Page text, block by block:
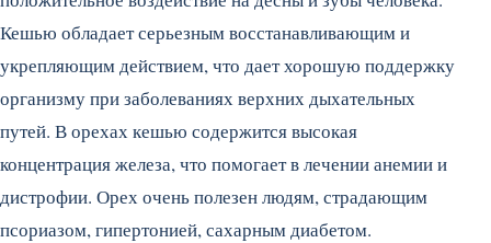
Кешью обладает серьезным восстанавливающим и
укрепляющим действием, что дает хорошую поддержку
организму при заболеваниях верхних дыхательных
путей. В орехах кешью содержится высокая
концентрация железа, что помогает в лечении анемии и
дистрофии. Орех очень полезен людям, страдающим
псориазом, гипертонией, сахарным диабетом.